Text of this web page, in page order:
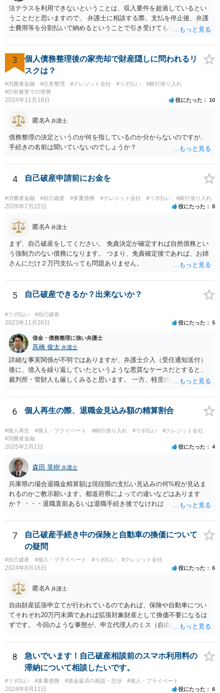
法テラスを利用できないということは、収入要件を超過しているとい
うことだと思いますので、 弁護士に相談する際、支払を停止後、弁護
士費用等を分割払いで納めるということで引き受けてもらえないか確
は、負債が拡大するだけになるのでお勧めできませんが あとは、相談
者様のご判断になると思いますので、私からのアドバイスは一旦これ
で終わりとさせていただきます。
3
個人債務整理後の家売却で財産隠しに問われるリ
スクは？
#消費者金融 #任意整理 #クレジット会社 #リボ払い
#銀行借り入れ
#詐欺被害での債務
2024年11月18日 役にたった 10
匿名A 弁護士
債務整理の決定というのが何を指しているのか分からないのですが、
手続きの名前は聞いていないのでしょうか？
4 自己破産申請前にお金を
#消費者金融 #自己破産 #多重債務 #クレジット会社 #リボ払い #銀行借り入れ
2026年7月22日 役にたった 8
匿名A 弁護士
まず、自己破産をしてください。 免責決定が確定すれば自然債務とい
う強制力のない債務になります。 つまり、免責確定後であれば、お姉
さんにだけ２万円支払っても問題ありません。
5 自己破産できるか？出来ないか？
#リボ払い #自己破産
2023年11月26日 役にたった 5
借金・債務整理に強い弁護士
髙橋 俊太 弁護士
詳細な事実関係が不明ではありますが、弁護士介入（受任通知送付）
後に、借入を繰り返していたというような悪質なケースだとすると、
裁判所・管財人も厳しくみると思います。 一方、軽度の不注意による
財人に対して反省の姿勢を示せば、不許可という結果にはならないと
思われます。
6 個人再生の際、退職金見込み額の精算割合
#個人再生 #個人・プライベート #銀行借り入れ #リボ払い
#クレジット会社
#消費者金融
2025年2月1日 役にたった 4
森田 英樹 弁護士
兵庫県の場合退職金精算額は現段階の支払い見込みの何%程が見込ま
れるのかご教示願います。都道府県によっての違いなどはあります
か？ ・・・退職直前あるいは退職手続き後でなければ １２・５％が
準でしょう。 また着手して頂いてから最短どのくらいで認可されるの
でしょうか？ ・・・受任通知を送付して 債権者からの債権調査票が
回答されるまで ２か月程度 その間に準備が進めば 直ちに申し立
てが可能で しっかりした申立てを行えば ほぼ補正がなく ２～３
週間で開始決定がでて それから ２か月程度で認可となる流れで
す。
7
自己破産手続き中の保険と自動車の換価について
の疑問
#自己破産 #個人・プライベート #リボ払い #クレジット会社
2024年8月16日 役にたった 6
匿名A 弁護士
自由財産拡張申立てが行われているのであれば、保険や自動車につい
てそれぞれ20万円未満であれば拡張対象財産として換価不要になるは
ずです。 今回のような事態が、申立代理人のミス（自由財産拡張申立
知識がない）なのか、お書きの事情からはわかりませんので、依頼し
た弁護士を交えて裁判所の意見も聞いて対応した方がよいと思いま
8
急いでいます！自己破産相談前のスマホ利用料の
滞納について相談したいです。
#リボ払い #多重債務 #借金返済の相談・交渉 #個人・プライベート
2024年8月11日 役にたった 6